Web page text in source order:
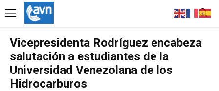
Vicepresidenta Rodríguez encabeza
salutación a estudiantes de la
Universidad Venezolana de los
Hidrocarburos